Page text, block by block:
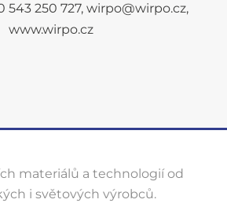
543 250 727, wirpo@wirpo.cz,
www.wirpo.cz
materiálů a technologií od
i světových výrobců.